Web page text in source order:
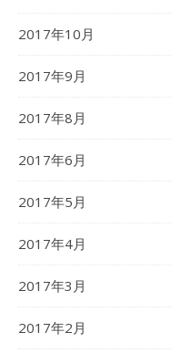
2017年10月
2017年9月
2017年8月
2017年6月
2017年5月
2017年4月
2017年3月
2017年2月